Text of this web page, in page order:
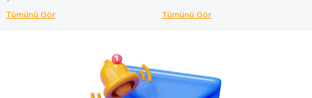
Tümünü Gör Tümünü Gör